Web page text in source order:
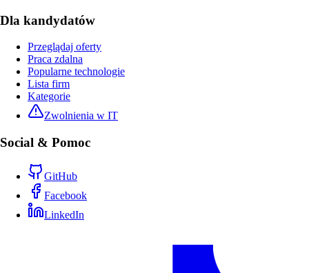
Dla kandydatów
Przeglądaj oferty
Praca zdalna
Popularne technologie
Lista firm
Kategorie
Zwolnienia w IT
Social & Pomoc
GitHub
Facebook
LinkedIn